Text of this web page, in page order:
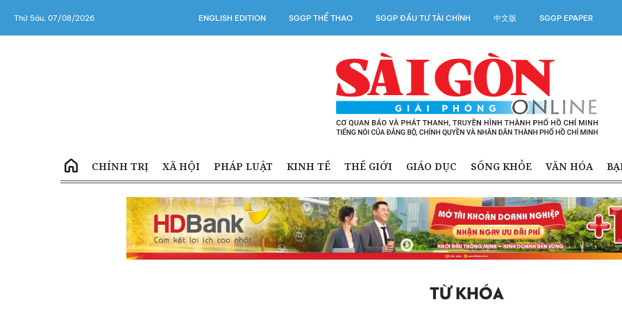
Thứ Sáu, 07/08/2026 ENGLISH EDITION SGGP THỂ THAO SGGP ĐẦU TƯ TÀI CHÍNH 中文版 SGGP EPAPER
CHÍNH TRỊ XÃ HỘI PHÁP LUẬT KINH TẾ THẾ GIỚI GIÁO DỤC SỐNG KHỎE VĂN HÓA
TỪ KHÓA